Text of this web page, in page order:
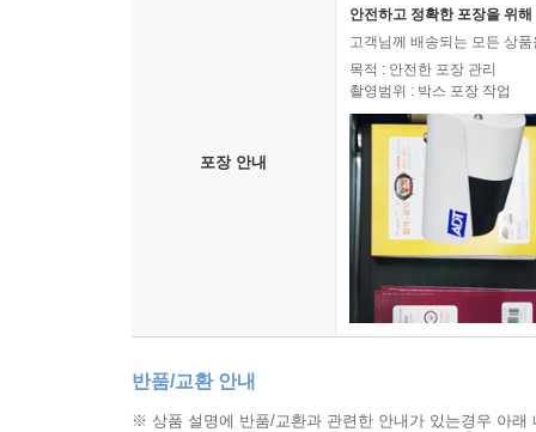
포장 안내
안전하고 정확한 포장을 위
고객님께 배송되는 모든 상
목적 : 안전한 포장 관리
촬영범위 : 박스 포장 작업
반품/교환 안내
※ 상품 설명에 반품/교환과 관련한 안내가 있는경우 아